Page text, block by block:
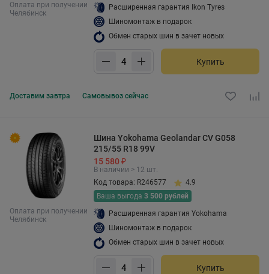
Оплата при получении
Челябинск
Расширенная гарантия Ikon Tyres
Шиномонтаж в подарок
Обмен старых шин в зачет новых
Купить
Доставим завтра Самовывоз сейчас
Оплата при получении
Челябинск
Шина Yokohama Geolandar CV G058
215/55 R18 99V
15 580 ₽
В наличии > 12 шт.
Код товара: R246577
4.9
Ваша выгода 3 500 рублей
Расширенная гарантия Yokohama
Шиномонтаж в подарок
Обмен старых шин в зачет новых
Купить